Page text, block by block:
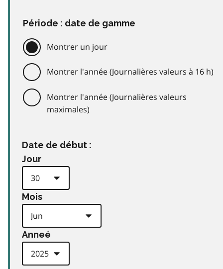
Période : date de gamme
Montrer un jour
Montrer l'année (Journalières valeurs à 16 h)
Montrer l'année (Journalières valeurs
maximales)
Date de début :
Jour
Mois
Anneé